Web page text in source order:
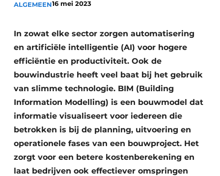
ALGEMEEN16 mei 2023
In zowat elke sector zorgen automatisering
en artificiële intelligentie (AI) voor hogere
efficiëntie en productiviteit. Ook de
bouwindustrie heeft veel baat bij het gebruik
van slimme technologie. BIM (Building
Information Modelling) is een bouwmodel dat
informatie visualiseert voor iedereen die
betrokken is bij de planning, uitvoering en
operationele fases van een bouwproject. Het
zorgt voor een betere kostenberekening en
laat bedrijven ook effectiever omspringen